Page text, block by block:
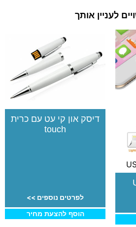
לעניין אותך
דיסק און קי עט עם כרית
touch
לפרטים נוספים >>
הוסף להצעת מחיר